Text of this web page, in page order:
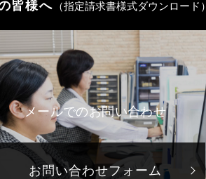
皆様へ （指定請求書様式ダウンロード）
メールでのお問い合わせ
お問い合わせフォーム